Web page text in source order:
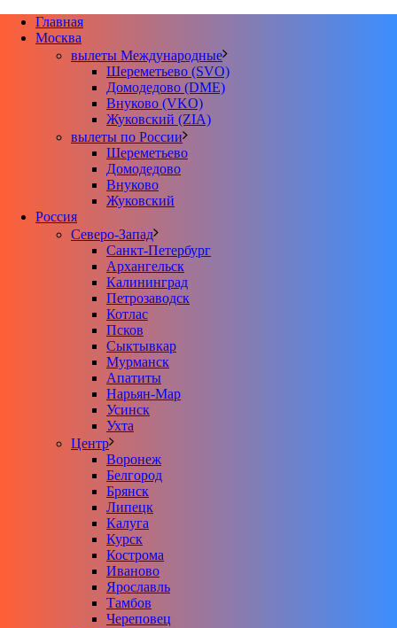
Главная
Москва
вылеты Международные
Шереметьево (SVO)
Домодедово (DME)
Внуково (VKO)
Жуковский (ZIA)
вылеты по России
Шереметьево
Домодедово
Внуково
Жуковский
Россия
Северо-Запад
Санкт-Петербург
Архангельск
Калининград
Петрозаводск
Котлас
Псков
Сыктывкар
Мурманск
Апатиты
Нарьян-Мар
Усинск
Ухта
Центр
Воронеж
Белгород
Брянск
Липецк
Калуга
Курск
Кострома
Иваново
Ярославль
Тамбов
Череповец